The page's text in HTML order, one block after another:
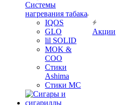
Системы
нагревания табака
IQOS
GLO
lil SOLID
MOK &
COO
Стики
Ashima
Стики MC
Акции